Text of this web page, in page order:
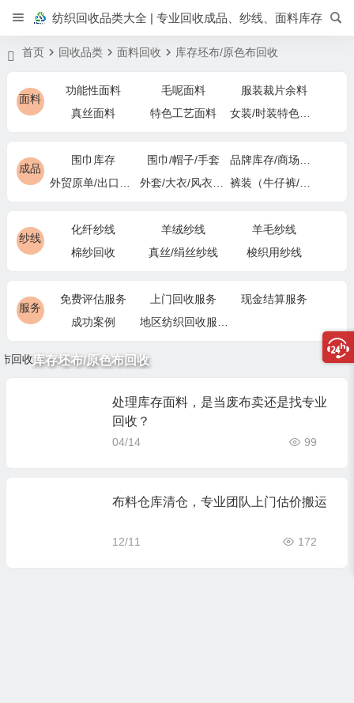
纺织回收品类大全 | 专业回收成品、纱线、面料库存
首页 回收品类 面料回收 库存坯布/原色布回收
面料
功能性面料 毛呢面料
服装裁片余料
真丝面料
特色工艺面料
成品
围巾库存 围巾/帽子/手套
纱线
化纤纱线 羊绒纱线
羊毛纱线
棉纱回收
真丝/绢丝纱线 梭织用纱线
服务
免费评估服务 上门回收服务
现金结算服务
成功案例
库存坯布/原色布回收
处理库存面料，是当废布卖还是找专业
回收？
04/14 99
布料仓库清仓，专业团队上门估价搬运
12/11 172